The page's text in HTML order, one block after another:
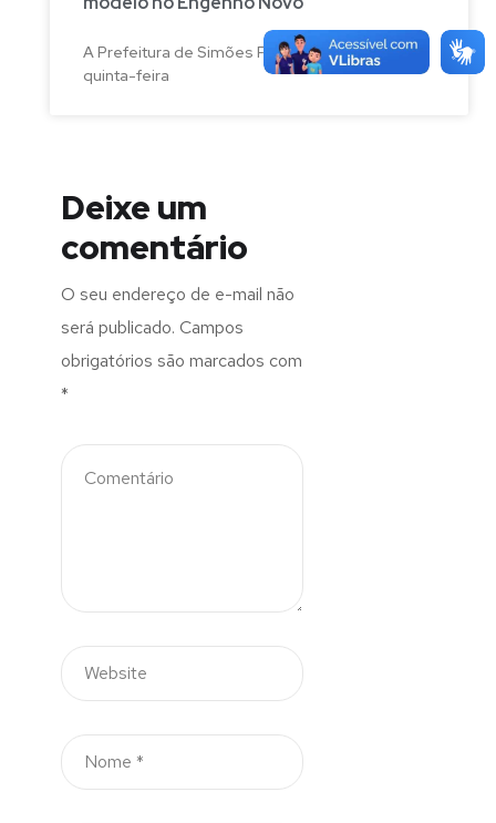
A Prefeitura de Simões Filho realizou, nesta
quinta-feira
Deixe um
comentário
O seu endereço de e-mail não
será publicado. Campos
obrigatórios são marcados com
*